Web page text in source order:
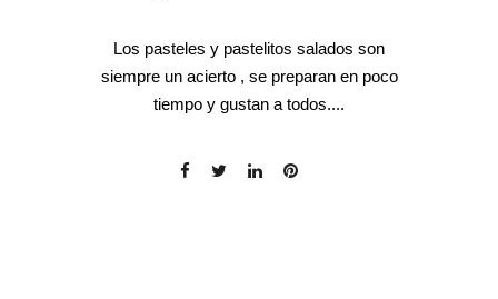
Los pasteles y pastelitos salados son
siempre un acierto , se preparan en poco
tiempo y gustan a todos....